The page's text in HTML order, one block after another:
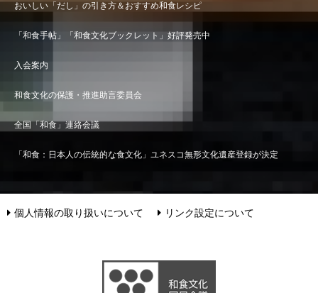
おいしい「だし」の引き方＆おすすめ和食レシピ
「和食手帖」「和食文化ブックレット」好評発売中
入会案内
和食文化の保護・推進助言委員会
全国「和食」連絡会議
「和食：日本人の伝統的な食文化」ユネスコ無形文化遺産登録が決定
個人情報の取り扱いについて リンク設定について